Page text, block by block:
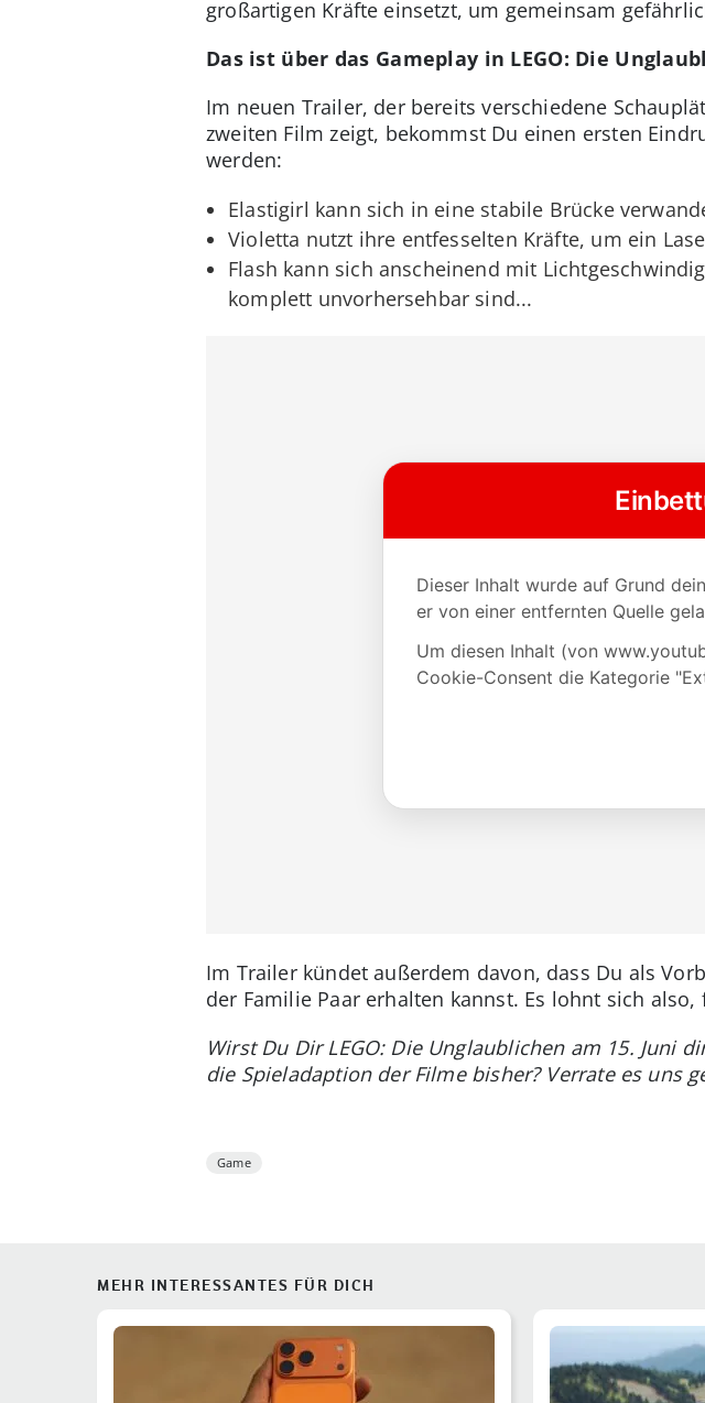
großartigen Kräfte einsetzt, um gemeinsam
Das ist über das Gameplay in LEGO: Die
Im neuen Trailer, der bereits verschiedene
zweiten Film zeigt, bekommst Du einen ersten
werden:
Elastigirl kann sich in eine stabile Brücke
Violetta nutzt ihre entfesselten Kräfte, um ein
Flash kann sich anscheinend mit
komplett unvorhersehbar sind...
Im Trailer kündet außerdem davon, dass Du als
der Familie Paar erhalten kannst. Es lohnt sich also,
Wirst Du Dir LEGO: Die Unglaublichen am 15. Juni
die Spieladaption der Filme bisher? Verrate es uns
Game
MEHR INTERESSANTES FÜR DICH